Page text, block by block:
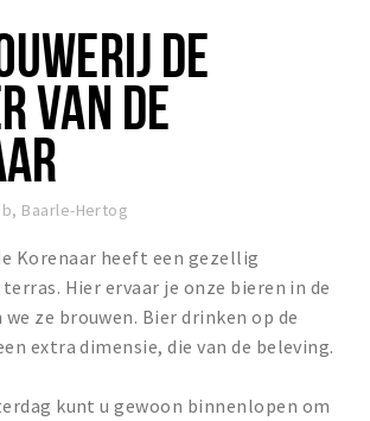
& podia
DE
VAN DE
, Baarle-Hertog
Korenaar heeft een gezellig
Hier ervaar je onze bieren in de
ze brouwen. Bier drinken op de
extra dimensie, die van de beleving.
kunt u gewoon binnenlopen om